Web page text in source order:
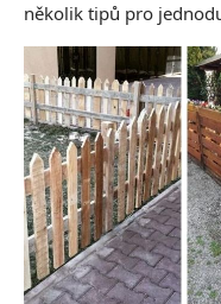
několik tipů pro